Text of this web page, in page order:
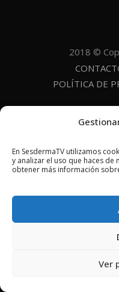
En SesdermaTV utilizamos
y analizar el uso que haces de
obtener más información
Ver
2018 ©
POLÍTICA DE